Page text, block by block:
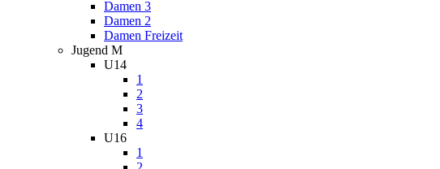
Damen 3
Damen 2
Damen Freizeit
Jugend M
U14
1
2
3
4
U16
1